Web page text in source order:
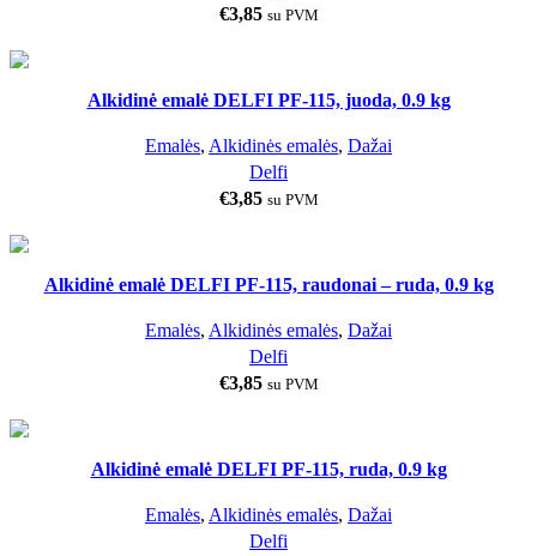
€3,85 su PVM
Alkidinė emalė DELFI PF-115, juoda, 0.9 kg
Emalės, Alkidinės emalės, Dažai
Delfi
€3,85 su PVM
Alkidinė emalė DELFI PF-115, raudonai – ruda, 0.9 kg
Emalės, Alkidinės emalės, Dažai
Delfi
€3,85 su PVM
Alkidinė emalė DELFI PF-115, ruda, 0.9 kg
Emalės, Alkidinės emalės, Dažai
Delfi